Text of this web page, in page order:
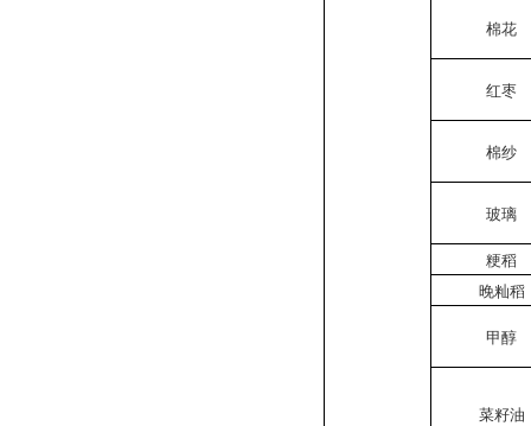
棉花
红枣
棉纱
玻璃
粳稻
晚籼稻
甲醇
菜籽油